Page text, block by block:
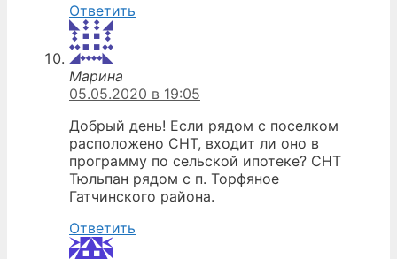
Ответить
Марина
05.05.2020 в 19:05
Добрый день! Если рядом с поселком
расположено СНТ, входит ли оно в
программу по сельской ипотеке? СНТ
Тюльпан рядом с п. Торфяное
Гатчинского района.
Ответить